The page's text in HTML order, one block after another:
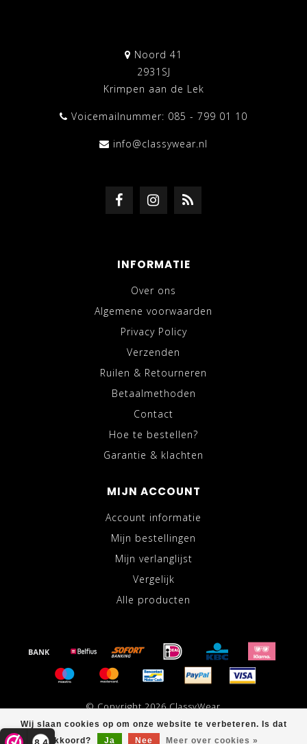
8,4
Wij slaan cookies op om onze website te verbeteren. Is dat
akkoord?
Ja Nee Meer over cookies »
Noord 41
2931SJ
Krimpen aan de Lek
Voicemailnummer: 085 - 799 01 10
info@classywear.nl
INFORMATIE
Over ons
Algemene voorwaarden
Privacy Policy
Verzenden
Ruilen & Retourneren
Betaalmethoden
Contact
Hoe te bestellen?
Garantie & klachten
MIJN ACCOUNT
Account informatie
Mijn bestellingen
Mijn verlanglijst
Vergelijk
Alle producten
© Copyright 2026 ClassyWear